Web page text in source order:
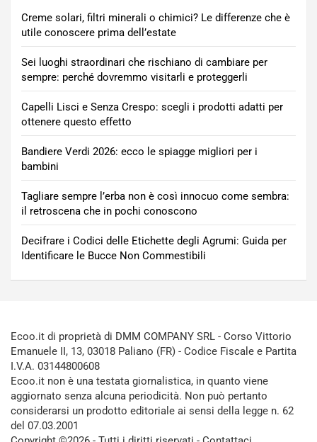
Creme solari, filtri minerali o chimici? Le differenze che è
utile conoscere prima dell’estate
Sei luoghi straordinari che rischiano di cambiare per
sempre: perché dovremmo visitarli e proteggerli
Capelli Lisci e Senza Crespo: scegli i prodotti adatti per
ottenere questo effetto
Bandiere Verdi 2026: ecco le spiagge migliori per i
bambini
Tagliare sempre l’erba non è così innocuo come sembra:
il retroscena che in pochi conoscono
Decifrare i Codici delle Etichette degli Agrumi: Guida per
Identificare le Bucce Non Commestibili
Ecoo.it di proprietà di DMM COMPANY SRL - Corso Vittorio
Emanuele II, 13, 03018 Paliano (FR) - Codice Fiscale e Partita
I.V.A. 03144800608
Ecoo.it non è una testata giornalistica, in quanto viene
aggiornato senza alcuna periodicità. Non può pertanto
considerarsi un prodotto editoriale ai sensi della legge n. 62
del 07.03.2001